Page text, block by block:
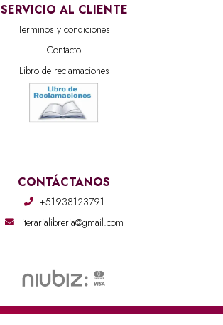
SERVICIO AL CLIENTE
Terminos y condiciones
Contacto
Libro de reclamaciones
CONTÁCTANOS
+51938123791
literarialibreria@gmail.com